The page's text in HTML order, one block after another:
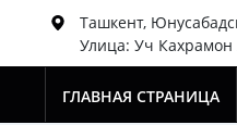
Ташкент,
Улица: Уч Кахрамон
ГЛАВНАЯ СТРАНИЦА